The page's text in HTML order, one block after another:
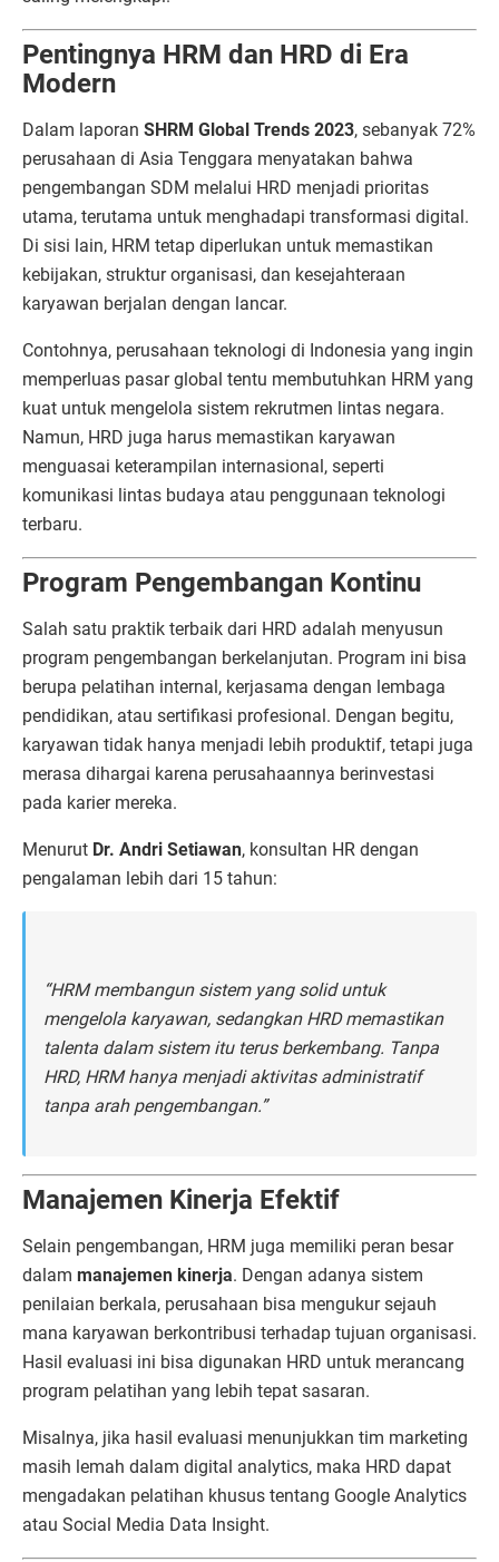
Pentingnya HRM dan HRD di Era
Modern
Dalam laporan SHRM Global Trends 2023, sebanyak 72%
perusahaan di Asia Tenggara menyatakan bahwa
pengembangan SDM melalui HRD menjadi prioritas
utama, terutama untuk menghadapi transformasi digital.
Di sisi lain, HRM tetap diperlukan untuk memastikan
kebijakan, struktur organisasi, dan kesejahteraan
karyawan berjalan dengan lancar.
Contohnya, perusahaan teknologi di Indonesia yang ingin
memperluas pasar global tentu membutuhkan HRM yang
kuat untuk mengelola sistem rekrutmen lintas negara.
Namun, HRD juga harus memastikan karyawan
menguasai keterampilan internasional, seperti
komunikasi lintas budaya atau penggunaan teknologi
terbaru.
Program Pengembangan Kontinu
Salah satu praktik terbaik dari HRD adalah menyusun
program pengembangan berkelanjutan. Program ini bisa
berupa pelatihan internal, kerjasama dengan lembaga
pendidikan, atau sertifikasi profesional. Dengan begitu,
karyawan tidak hanya menjadi lebih produktif, tetapi juga
merasa dihargai karena perusahaannya berinvestasi
pada karier mereka.
Menurut Dr. Andri Setiawan, konsultan HR dengan
pengalaman lebih dari 15 tahun:
“HRM membangun sistem yang solid untuk
mengelola karyawan, sedangkan HRD memastikan
talenta dalam sistem itu terus berkembang. Tanpa
HRD, HRM hanya menjadi aktivitas administratif
tanpa arah pengembangan.”
Manajemen Kinerja Efektif
Selain pengembangan, HRM juga memiliki peran besar
dalam manajemen kinerja. Dengan adanya sistem
penilaian berkala, perusahaan bisa mengukur sejauh
mana karyawan berkontribusi terhadap tujuan organisasi.
Hasil evaluasi ini bisa digunakan HRD untuk merancang
program pelatihan yang lebih tepat sasaran.
Misalnya, jika hasil evaluasi menunjukkan tim marketing
masih lemah dalam digital analytics, maka HRD dapat
mengadakan pelatihan khusus tentang Google Analytics
atau Social Media Data Insight.